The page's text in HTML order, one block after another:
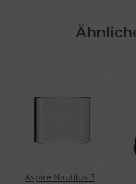
Aspire Nautilus 3